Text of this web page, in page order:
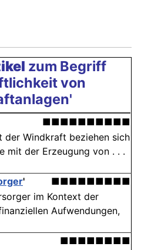
zum Begriff
von
■■■■■■■■■■
der Windkraft beziehen sich
mit der Erzeugung von . . .
'
■■■■■■■■■
im Kontext der
Aufwendungen,
■■■■■■■■